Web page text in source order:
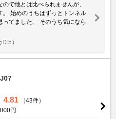
で他とは比べられませんが、
。 始めのうちはずっとトンネル
てました。 そのうち気になら
）
4.81
（43件）
円